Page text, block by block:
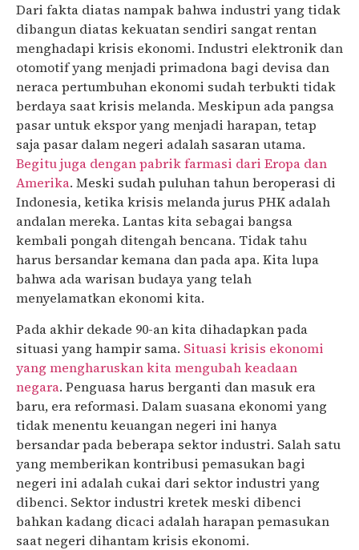
Dari fakta diatas nampak bahwa industri yang tidak
dibangun diatas kekuatan sendiri sangat rentan
menghadapi krisis ekonomi. Industri elektronik dan
otomotif yang menjadi primadona bagi devisa dan
neraca pertumbuhan ekonomi sudah terbukti tidak
berdaya saat krisis melanda. Meskipun ada pangsa
pasar untuk ekspor yang menjadi harapan, tetap
saja pasar dalam negeri adalah sasaran utama.
Begitu juga dengan pabrik farmasi dari Eropa dan
Amerika. Meski sudah puluhan tahun beroperasi di
Indonesia, ketika krisis melanda jurus PHK adalah
andalan mereka. Lantas kita sebagai bangsa
kembali pongah ditengah bencana. Tidak tahu
harus bersandar kemana dan pada apa. Kita lupa
bahwa ada warisan budaya yang telah
menyelamatkan ekonomi kita.
Pada akhir dekade 90-an kita dihadapkan pada
situasi yang hampir sama. Situasi krisis ekonomi
yang mengharuskan kita mengubah keadaan
negara. Penguasa harus berganti dan masuk era
baru, era reformasi. Dalam suasana ekonomi yang
tidak menentu keuangan negeri ini hanya
bersandar pada beberapa sektor industri. Salah satu
yang memberikan kontribusi pemasukan bagi
negeri ini adalah cukai dari sektor industri yang
dibenci. Sektor industri kretek meski dibenci
bahkan kadang dicaci adalah harapan pemasukan
saat negeri dihantam krisis ekonomi.